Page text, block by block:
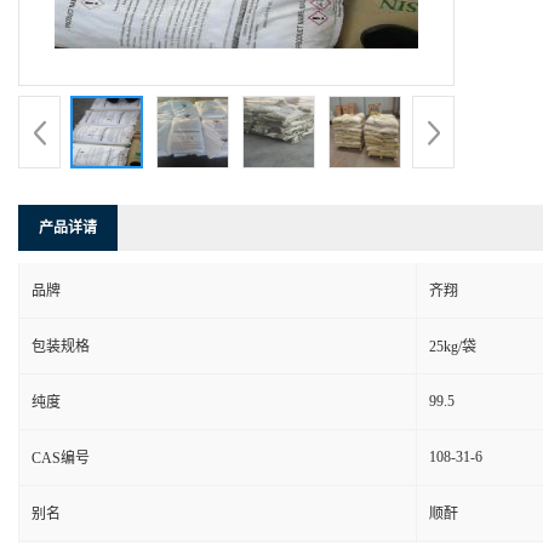
产品详请
品牌 齐翔
包装规格 25kg/袋
纯度 99.5
CAS编号 108-31-6
别名 顺酐